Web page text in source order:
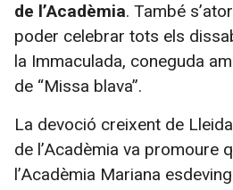
de l’Acadèmia. També
poder celebrar tots els
la Immaculada, coneguda
de “Missa blava”.
La devoció creixent de
de l’Acadèmia va promoure
l’Acadèmia Mariana